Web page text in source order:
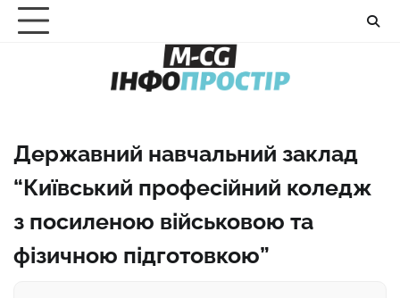
Перейти
Державний навчальний заклад
“Київський професійний коледж
з посиленою військовою та
фізичною підготовкою”